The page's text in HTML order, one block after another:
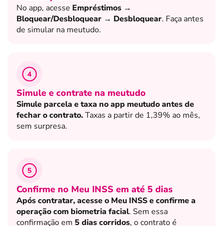
No app, acesse Empréstimos →
Bloquear/Desbloquear → Desbloquear. Faça antes
de simular na meutudo.
4
Simule e contrate na meutudo
Simule parcela e taxa no app meutudo antes de
fechar o contrato.Taxas a partir de 1,39% ao mês,
sem surpresa.
5
Confirme no Meu INSS em até 5 dias
Após contratar, acesse o Meu INSS e confirme a
operação com biometria facial. Sem essa
confirmação em 5 dias corridos, o contrato é